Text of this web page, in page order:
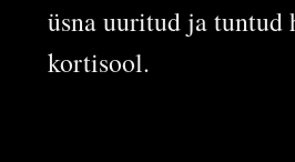
üsna uuritud ja tuntud
kortisool.